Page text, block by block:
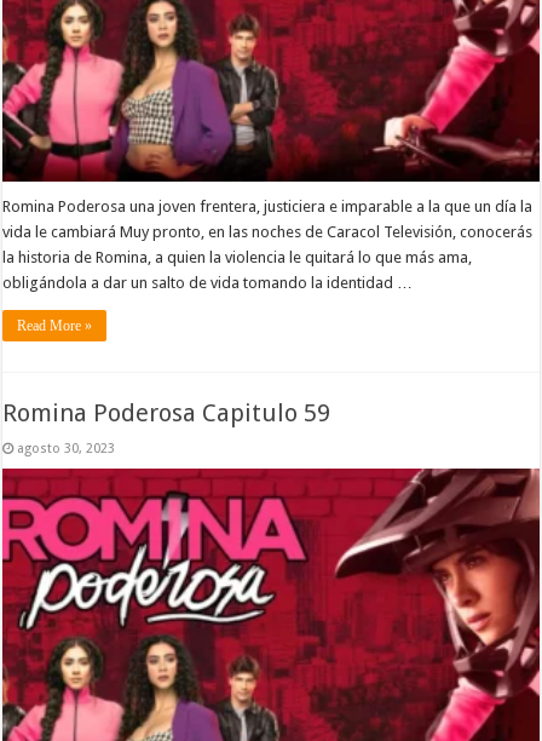
Romina Poderosa una joven frentera, justiciera e imparable a la que un día la
vida le cambiará Muy pronto, en las noches de Caracol Televisión, conocerás
la historia de Romina, a quien la violencia le quitará lo que más ama,
obligándola a dar un salto de vida tomando la identidad …
Read More »
Romina Poderosa Capitulo 59
agosto 30, 2023